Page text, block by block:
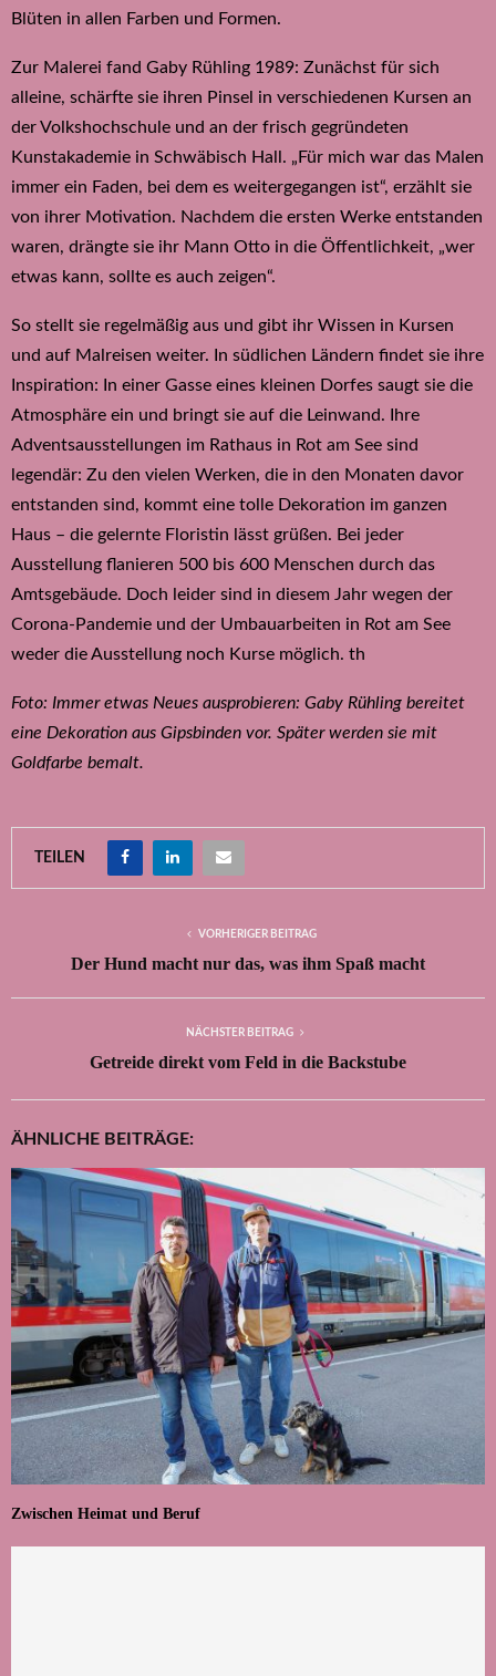
Blüten in allen Farben und Formen.
Zur Malerei fand Gaby Rühling 1989: Zunächst für sich
alleine, schärfte sie ihren Pinsel in verschiedenen Kursen an
der Volkshochschule und an der frisch gegründeten
Kunstakademie in Schwäbisch Hall. „Für mich war das Malen
immer ein Faden, bei dem es weitergegangen ist“, erzählt sie
von ihrer Motivation. Nachdem die ersten Werke entstanden
waren, drängte sie ihr Mann Otto in die Öffentlichkeit, „wer
etwas kann, sollte es auch zeigen“.
So stellt sie regelmäßig aus und gibt ihr Wissen in Kursen
und auf Malreisen weiter. In südlichen Ländern findet sie ihre
Inspiration: In einer Gasse eines kleinen Dorfes saugt sie die
Atmosphäre ein und bringt sie auf die Leinwand. Ihre
Adventsausstellungen im Rathaus in Rot am See sind
legendär: Zu den vielen Werken, die in den Monaten davor
entstanden sind, kommt eine tolle Dekoration im ganzen
Haus – die gelernte Floristin lässt grüßen. Bei jeder
Ausstellung flanieren 500 bis 600 Menschen durch das
Amtsgebäude. Doch leider sind in diesem Jahr wegen der
Corona-Pandemie und der Umbauarbeiten in Rot am See
weder die Ausstellung noch Kurse möglich. th
Foto: Immer etwas Neues ausprobieren: Gaby Rühling bereitet
eine Dekoration aus Gipsbinden vor. Später werden sie mit
Goldfarbe bemalt.
TEILEN
VORHERIGER BEITRAG
Der Hund macht nur das, was ihm Spaß macht
NÄCHSTER BEITRAG
Getreide direkt vom Feld in die Backstube
ÄHNLICHE BEITRÄGE:
Zwischen Heimat und Beruf